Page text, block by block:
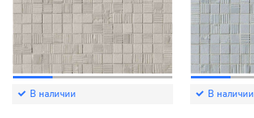
В наличии В наличии